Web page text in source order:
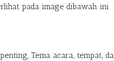
pada image dibawah ini
Tema acara, tempat,